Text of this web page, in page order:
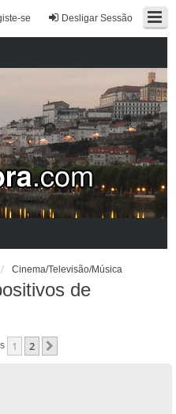
Desligar Sessão
se
Cinema/Televisão/Música
de
1 2